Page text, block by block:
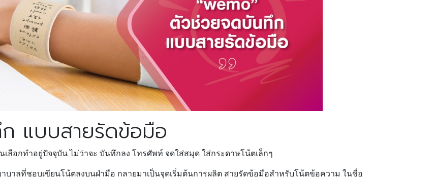
แบบสายรัดข้อมือ
ลือกทำอยู่ปัจจุบัน ไม่ว่าจะ บันทึกลง โทรศัพท์ จดใส่สมุด ใส่กระดาษโน้ตเล็กๆ
ลที่ชอบเขียนโน้ตลงบนฝ่ามือ กลายมาเป็นจุดเริ่มต้นการผลิต สายรัดข้อมือสำหรับโน้ตข้อความ ในชื่อ